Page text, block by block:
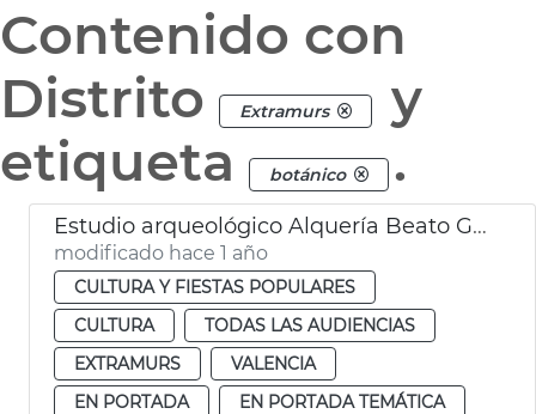
Contenido con
Distrito
Extramurs
y
etiqueta
botánico .
Estudio arqueológico Alquería Beato Gaspar Bono València
modificado hace 1 año
CULTURA Y FIESTAS POPULARES
CULTURA
TODAS LAS AUDIENCIAS
EXTRAMURS
VALENCIA
EN PORTADA
EN PORTADA TEMÁTICA